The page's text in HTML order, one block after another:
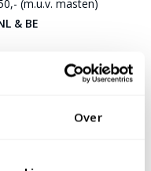
Over
(m.u.v. masten)
& BE